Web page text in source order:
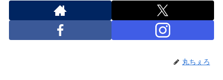
丸ちぇろ